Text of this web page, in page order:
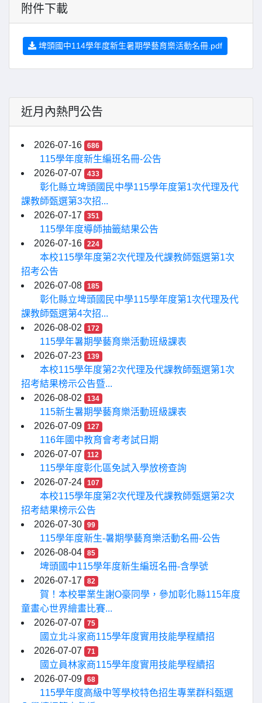
附件下載
埤頭國中114學年度新生暑期學藝育樂活動名冊.pdf
近月內熱門公告
2026-07-16 686
115學年度新生編班名冊-公告
2026-07-07
433
彰化縣立埤頭國民中學115學年度第1次代理及代
課教師甄選第3次招...
2026-07-17
351
115學年度導師抽籤結果公告
2026-07-16
224
本校115學年度第2次代理及代課教師甄選第1次
招考公告
2026-07-08
185
彰化縣立埤頭國民中學115學年度第1次代理及代
課教師甄選第4次招...
2026-08-02
172
115學年暑期學藝育樂活動班級課表
2026-07-23
139
本校115學年度第2次代理及代課教師甄選第1次
招考結果榜示公告暨...
2026-08-02
134
115新生暑期學藝育樂活動班級課表
2026-07-09
127
116年國中教育會考考試日期
2026-07-07
112
115學年度彰化區免試入學放榜查詢
2026-07-24
107
本校115學年度第2次代理及代課教師甄選第2次
招考結果榜示公告
2026-07-30
99
115學年度新生-暑期學藝育樂活動名冊-公告
2026-08-04
85
埤頭國中115學年度新生編班名冊-含學號
2026-07-17
82
賀！本校畢業生謝O豪同學，參加彰化縣115年度
童畫心世界繪畫比賽...
2026-07-07
75
國立北斗家商115學年度實用技能學程續招
2026-07-07
71
國立員林家商115學年度實用技能學程續招
2026-07-09
68
115學年度高級中等學校特色招生專業群科甄選